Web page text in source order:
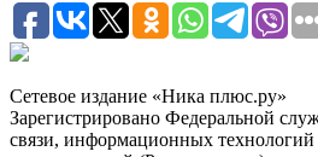
Сетевое издание «Ника плюс.ру»
Зарегистрировано Федеральной
связи, информационных